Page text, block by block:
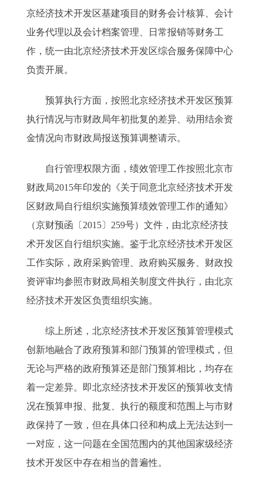
京经济技术开发区基建项目的财务会计核算、会计
业务代理以及会计档案管理、日常报销等财务工
作，统一由北京经济技术开发区综合服务保障中心
负责开展。
预算执行方面，按照北京经济技术开发区预算
执行情况与市财政局年初批复的差异、动用结余资
金情况向市财政局报送预算调整请示。
自行管理权限方面，绩效管理工作按照北京市
财政局2015年印发的《关于同意北京经济技术开发
区财政局自行组织实施预算绩效管理工作的通知》
（京财预函〔2015〕259号）文件，由北京经济技
术开发区自行组织实施。鉴于北京经济技术开发区
工作实际，政府采购管理、政府购买服务、财政投
资评审均参照市财政局相关制度文件执行，由北京
经济技术开发区负责组织实施。
综上所述，北京经济技术开发区预算管理模式
创新地融合了政府预算和部门预算的管理模式，但
无论与严格的政府预算还是部门预算相比，均存在
着一定差异。即北京经济技术开发区的预算收支情
况在预算申报、批复、执行的额度和范围上与市财
政保持了一致，但在具体口径和构成上无法达到一
一对应，这一问题在全国范围内的其他国家级经济
技术开发区中存在相当的普遍性。